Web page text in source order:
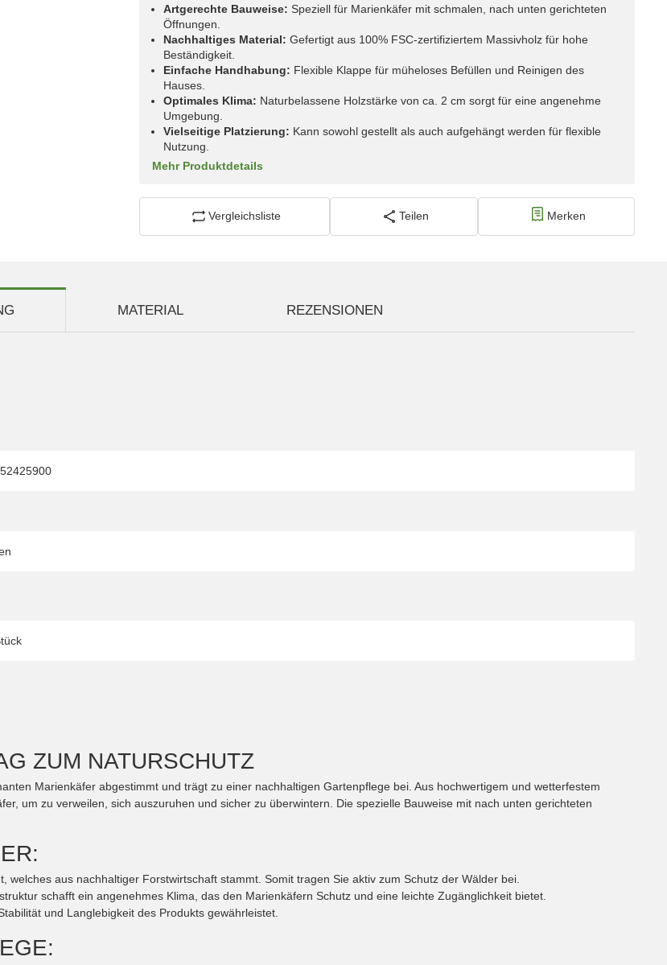
Artgerechte Bauweise: Speziell für Marienkäfer mit schmalen, nach unten gerichteten
Öffnungen.
Nachhaltiges Material: Gefertigt aus 100% FSC-zertifiziertem Massivholz für hohe
Beständigkeit.
Einfache Handhabung: Flexible Klappe für müheloses Befüllen und Reinigen des
Hauses.
Optimales Klima: Naturbelassene Holzstärke von ca. 2 cm sorgt für eine angenehme
Umgebung.
Vielseitige Platzierung: Kann sowohl gestellt als auch aufgehängt werden für flexible
Nutzung.
Mehr Produktdetails
Vergleichsliste Teilen Merken
MATERIAL REZENSIONEN
ZUM NATURSCHUTZ
Marienkäfer abgestimmt und trägt zu einer nachhaltigen Gartenpflege bei. Aus hochwertigem und wetterfestem
um zu verweilen, sich auszuruhen und sicher zu überwintern. Die spezielle Bauweise mit nach unten gerichteten
welches aus nachhaltiger Forstwirtschaft stammt. Somit tragen Sie aktiv zum Schutz der Wälder bei.
schafft ein angenehmes Klima, das den Marienkäfern Schutz und eine leichte Zugänglichkeit bietet.
und Langlebigkeit des Produkts gewährleistet.